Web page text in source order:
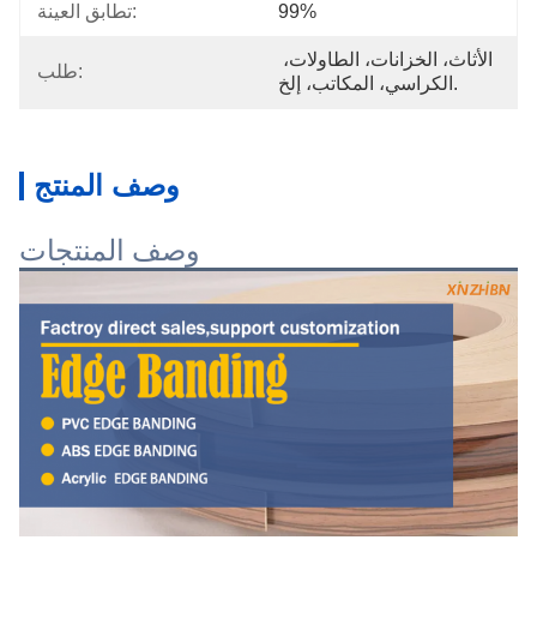
تطابق العينة: 99%
طلب:
الكراسي، المكاتب، إلخ.
وصف المنتج
وصف المنتجات